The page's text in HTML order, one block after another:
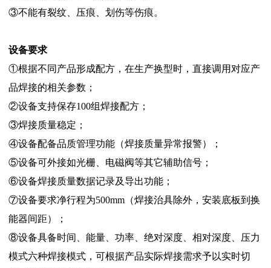
③不能有裂纹、压痕、划伤等伤痕。
设备要求
①根据不同产品形成配方，在生产换型时，直接调用对应产
品焊接的相关参数；
②设备支持保存100组焊接配方；
③焊接质量稳定；
④设备配备品质管理功能（焊接质量异常报警）；
⑤设备可外接如光栅、电磁阀等其它辅助信号；
⑥设备焊接质量数据记录及导出功能；
⑦设备要求净行程为500mm（焊接治具除外，安装底板到换
能器间距）；
⑧设备具备时间、能量、功率、绝对深度、相对深度、压力
模式六种焊接模式，可根据产品实际焊接需求予以实时切